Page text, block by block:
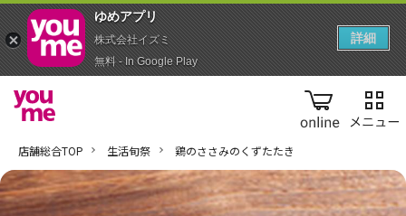
online
店舗総合TOP 生活旬祭 鶏のささみのくずたたき
ゆめアプ‪リ‬
株式会社イズミ
無料 - In Google Play
詳細